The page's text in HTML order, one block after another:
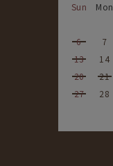
Sun Mon
6
7
13
14
20
21
27
28